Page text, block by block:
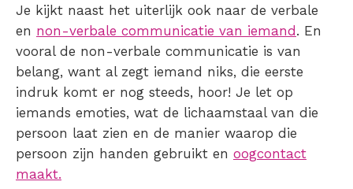
Je kijkt naast het uiterlijk ook naar de verbale
en non-verbale communicatie van iemand . En
vooral de non-verbale communicatie is van
belang, want al zegt iemand niks, die eerste
indruk komt er nog steeds, hoor! Je let op
iemands emoties, wat de lichaamstaal van die
persoon laat zien en de manier waarop die
persoon zijn handen gebruikt en oogcontact
maakt.